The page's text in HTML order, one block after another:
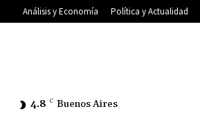
Análisis y Economía Política y Actualidad
4.8 C Buenos Aires